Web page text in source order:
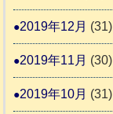
2019年12月 (31)
2019年11月 (30)
2019年10月 (31)